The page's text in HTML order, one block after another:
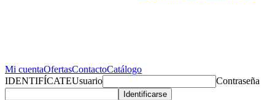
Mi cuentaOfertasContactoCatálogo
IDENTIFÍCATEUsuario Contraseña